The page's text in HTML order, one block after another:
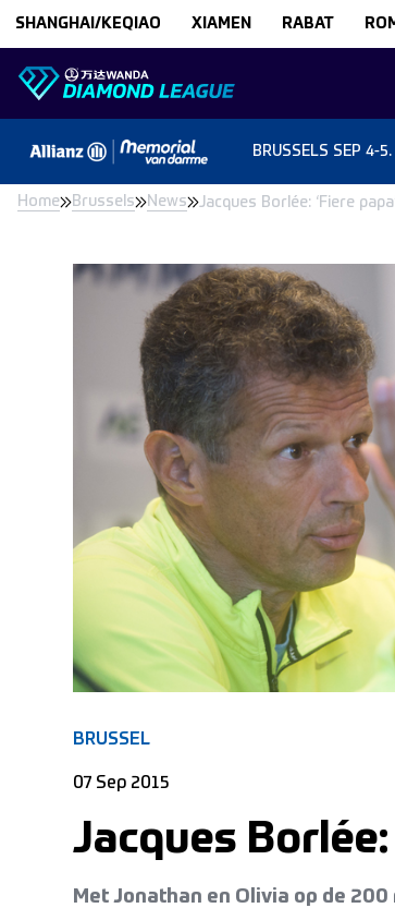
SHANGHAI/KEQIAO XIAMEN RABAT
BRUSSELS SEP 4-
Home Brussels News Jacques Borlée: ‘Fiere papa’
BRUSSEL
07 Sep 2015
Jacques Borlée:
Met Jonathan en Olivia op de